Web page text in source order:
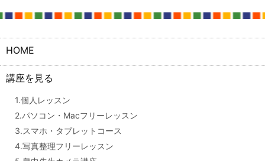
HOME
講座を見る
1.個人レッスン
2.パソコン・Macフリーレッスン
3.スマホ・タブレットコース
4.写真整理フリーレッスン